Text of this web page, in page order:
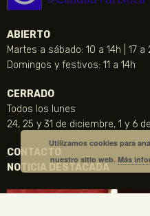
ABIERTO
Martes a sábado: 10 a 14h | 17 a
Domingos y festivos: 11 a 14h
CERRADO
Todos los lunes
24, 25 y 31 de diciembre, 1 y 6
CONTACTO
NOTICIA DESTACADA
Utilizamos cookies para
nuestro sitio web.Más